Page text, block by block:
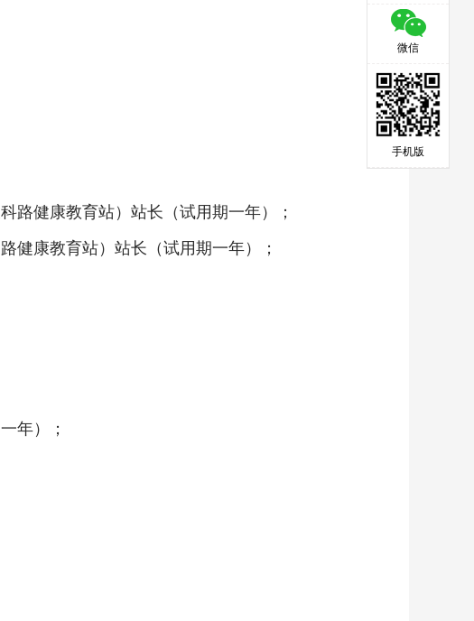
路健康教育站）站长（试用期一年）；
健康教育站）站长（试用期一年）；
年）；
微信
手机版